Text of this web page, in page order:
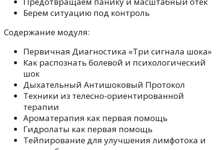
Берем ситуацию под контроль
Содержание модуля:
Первичная Диагностика «Три сигнала шока»
Как распознать болевой и психологический
шок
Дыхательный Антишоковый Протокол
Техники из телесно-ориентированной
терапии
Ароматерапия как первая помощь
Гидролаты как первая помощь
Тейпирование для улучшения лимфотока и